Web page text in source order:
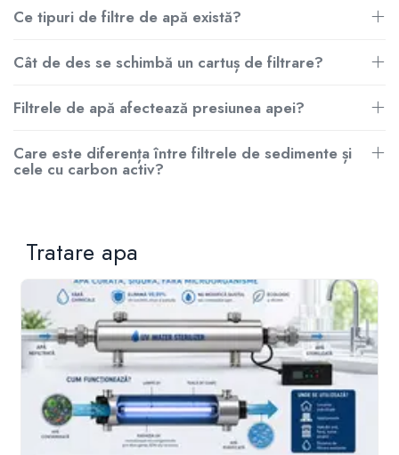
Ce tipuri de filtre de apă există?
Cât de des se schimbă un cartuș de filtrare?
Filtrele de apă afectează presiunea apei?
Care este diferența între filtrele de sedimente și
cele cu carbon activ?
Tratare apa